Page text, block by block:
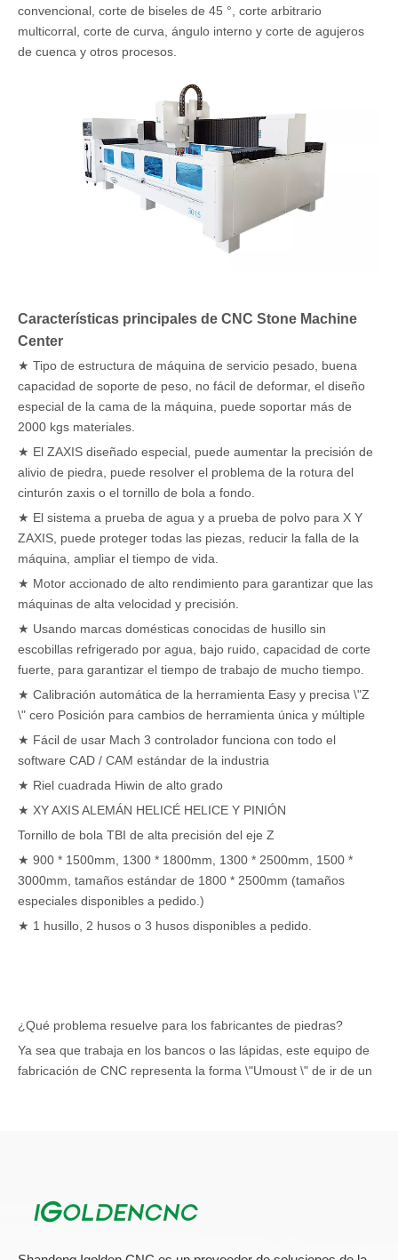
convencional, corte de biseles de 45 °, corte arbitrario
multicorral, corte de curva, ángulo interno y corte de agujeros
de cuenca y otros procesos.
Características principales de CNC Stone Machine
Center
★ Tipo de estructura de máquina de servicio pesado, buena
capacidad de soporte de peso, no fácil de deformar, el diseño
especial de la cama de la máquina, puede soportar más de
2000 kgs materiales.
★ El ZAXIS diseñado especial, puede aumentar la precisión de
alivio de piedra, puede resolver el problema de la rotura del
cinturón zaxis o el tornillo de bola a fondo.
★ El sistema a prueba de agua y a prueba de polvo para X Y
ZAXIS, puede proteger todas las piezas, reducir la falla de la
máquina, ampliar el tiempo de vida.
★ Motor accionado de alto rendimiento para garantizar que las
máquinas de alta velocidad y precisión.
★ Usando marcas domésticas conocidas de husillo sin
escobillas refrigerado por agua, bajo ruido, capacidad de corte
fuerte, para garantizar el tiempo de trabajo de mucho tiempo.
★ Calibración automática de la herramienta Easy y precisa \"Z
\" cero Posición para cambios de herramienta única y múltiple
★ Fácil de usar Mach 3 controlador funciona con todo el
software CAD / CAM estándar de la industria
★ Riel cuadrada Hiwin de alto grado
★ XY AXIS ALEMÁN HELICÉ HELICE Y PINIÓN
Tornillo de bola TBI de alta precisión del eje Z
★ 900 * 1500mm, 1300 * 1800mm, 1300 * 2500mm, 1500 *
3000mm, tamaños estándar de 1800 * 2500mm (tamaños
especiales disponibles a pedido.)
★ 1 husillo, 2 husos o 3 husos disponibles a pedido.
¿Qué problema resuelve para los fabricantes de piedras?
Ya sea que trabaja en los bancos o las lápidas, este equipo de
fabricación de CNC representa la forma \"Umoust \" de ir de un
Su huella reducida, adecuada también para talleres pequeños.
su mezcla de productos de piedra y para fabricar de manera